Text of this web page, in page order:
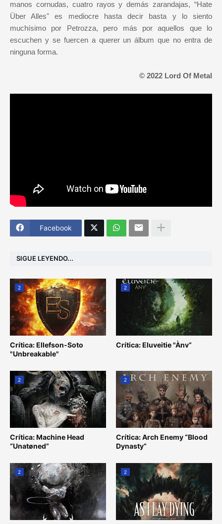
manos cornudas, cuatro rayos y demás zarandajas, “Hate
Über Alles" es mediocre hasta decir basta y lo siento
muchísimo por Petrozza, pero más por aquellos que lo
escuchen y se fuercen a querer un álbum que no entra de
ninguna forma.
© 2022 Lord Of Metal
Facebook
SIGUE LEYENDO...
2
Crítica: Ellefson-Soto
"Unbreakable"
2
Crítica: Eluveitie "Ànv”
2
Crítica: Machine Head
“Unatøned”
2
Crítica: Arch Enemy “Blood
Dynasty”
2 2